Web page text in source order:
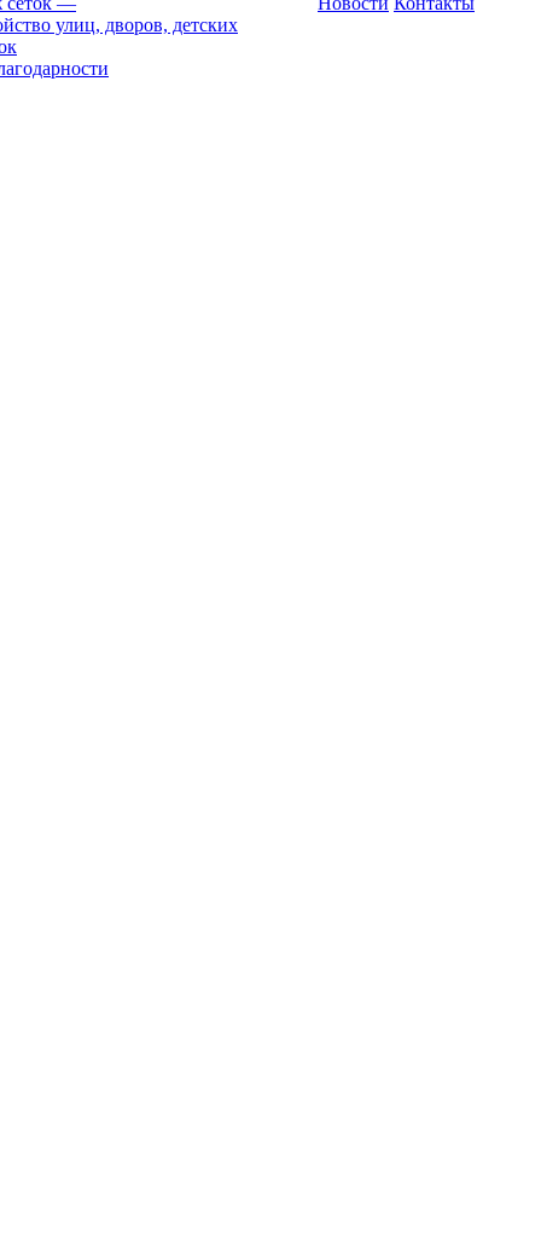
улиц, дворов, детских